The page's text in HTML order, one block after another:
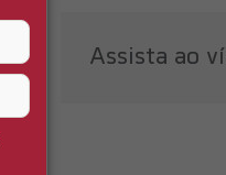
Assista ao